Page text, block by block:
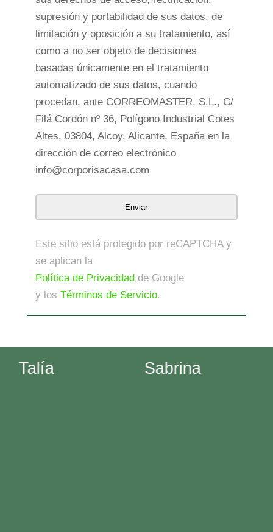
supresión y portabilidad de sus datos, de
limitación y oposición a su tratamiento, así
como a no ser objeto de decisiones
basadas únicamente en el tratamiento
automatizado de sus datos, cuando
procedan, ante CORREOMASTER, S.L., C/
Filá Cordón nº 36, Polígono Industrial Cotes
Altes, 03804, Alcoy, Alicante, España en la
dirección de correo electrónico
info@corporisacasa.com
Este sitio está protegido por reCAPTCHA y
se aplican la
Política de Privacidad de Google
y losTérminos de Servicio.
Talía Sabrina